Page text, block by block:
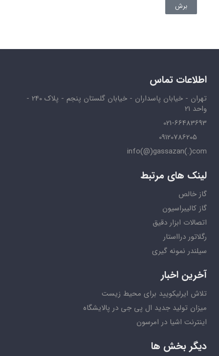
برش
اطلاعات تماس
تهران - خیابان پاسداران - خیابان گلستان پنجم - پلاک 240 -
واحد 21
021-66483693
info(@)gassazan(.)com
لینک های مرتبط
گاز خالص
گاز کالیبراسیون
اتصالات ابزار دقیق
رگلاتور درااستار
سیلندر نمونه گیری
آخرین اخبار
تلاش ایرلیکویید برای محیط زیست
میزان تولید جدید ال پی جی در پالایشگاه
اینترنت اشیا در امرسون
دیگر بخش ها